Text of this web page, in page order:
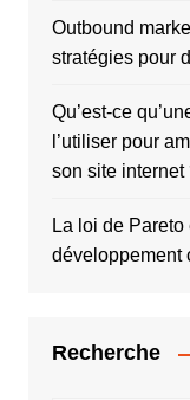
Outbound
stratégies pour
Qu’est-ce
l’utiliser pour
son site internet
La loi de
développement
Recherche